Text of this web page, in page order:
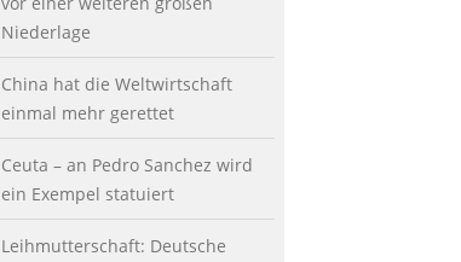
Niederlage
China hat die Weltwirtschaft
einmal mehr gerettet
Ceuta – an Pedro Sanchez wird
ein Exempel statuiert
Leihmutterschaft: Deutsche